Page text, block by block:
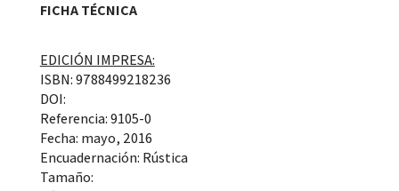
FICHA TÉCNICA
EDICIÓN IMPRESA:
ISBN: 9788499218236
DOI:
Referencia: 9105-0
Fecha: mayo, 2016
Encuadernación: Rústica
Tamaño: